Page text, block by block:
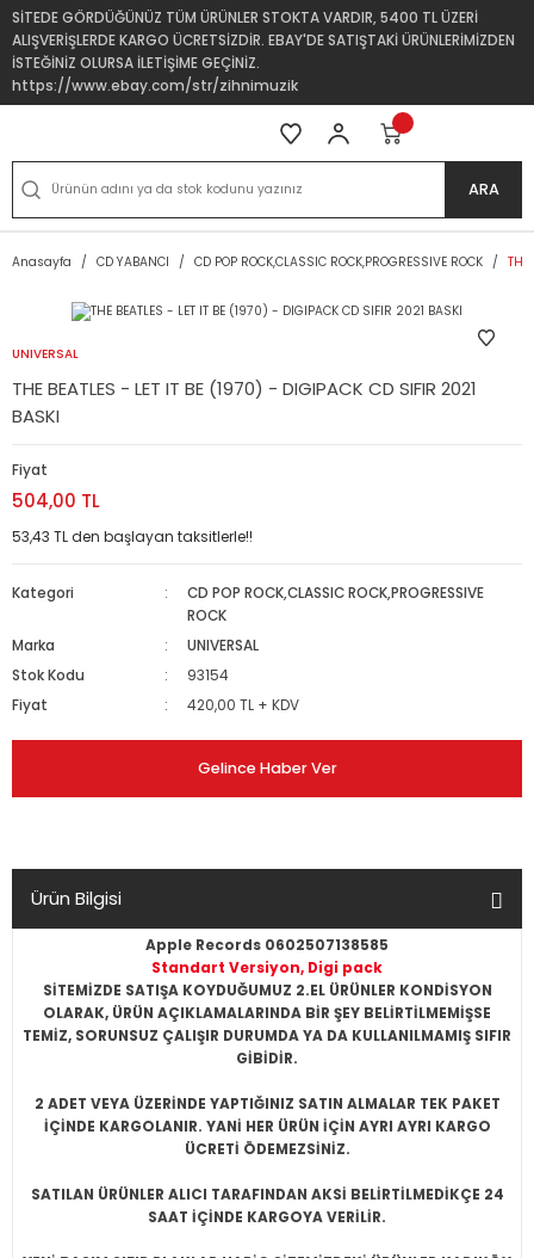
SİTEDE GÖRDÜĞÜNÜZ TÜM ÜRÜNLER STOKTA VARDIR, 5400 TL ÜZERİ
ALIŞVERİŞLERDE KARGO ÜCRETSİZDİR. EBAY'DE SATIŞTAKİ ÜRÜNLERİMİZDEN
İSTEĞİNİZ OLURSA İLETİŞİME GEÇİNİZ.
https://www.ebay.com/str/zihnimuzik
ARA
Anasayfa CD YABANCI CD POP ROCK,CLASSIC ROCK,PROGRESSIVE ROCK
UNIVERSAL
THE BEATLES - LET IT BE (1970) - DIGIPACK CD SIFIR 2021
BASKI
Fiyat
504,00 TL
53,43 TL den başlayan taksitlerle!!
Kategori
CD POP ROCK,CLASSIC ROCK,PROGRESSIVE
ROCK
Marka
UNIVERSAL
Stok Kodu
93154
Fiyat
420,00 TL + KDV
Gelince Haber Ver
Ürün Bilgisi
Apple Records 0602507138585
Standart Versiyon, Digi pack
SİTEMİZDE SATIŞA KOYDUĞUMUZ 2.EL ÜRÜNLER KONDİSYON
OLARAK, ÜRÜN AÇIKLAMALARINDA BİR ŞEY BELİRTİLMEMİŞSE
TEMİZ, SORUNSUZ ÇALIŞIR DURUMDA YA DA KULLANILMAMIŞ SIFIR
GİBİDİR.
2 ADET VEYA ÜZERİNDE YAPTIĞINIZ SATIN ALMALAR TEK PAKET
İÇİNDE KARGOLANIR. YANİ HER ÜRÜN İÇİN AYRI AYRI KARGO
ÜCRETİ ÖDEMEZSİNİZ.
SATILAN ÜRÜNLER ALICI TARAFINDAN AKSİ BELİRTİLMEDİKÇE 24
SAAT İÇİNDE KARGOYA VERİLİR.